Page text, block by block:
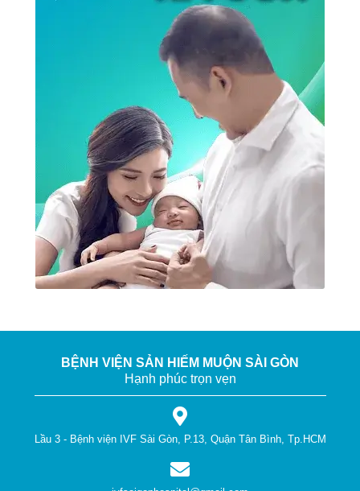
BỆNH VIỆN SẢN HIẾM MUỘN SÀI GÒN
Hạnh phúc trọn vẹn
Lầu 3 - Bệnh viện IVF Sài Gòn, P.13, Quận Tân Bình, Tp.HCM